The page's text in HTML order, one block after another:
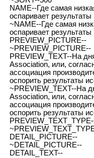
NAME--Где самая
оспаривает
~NAME--Где самая
оспаривает
PREVIEW_PICTURE--
~PREVIEW_PICTURE--
PREVIEW_TEXT--На
Association, или,
ассоциация
оспорить результаты
~PREVIEW_TEXT--На
Association, или,
ассоциация
оспорить результаты
DETAIL_PICTURE--
~DETAIL_PICTURE--
DETAIL_TEXT--